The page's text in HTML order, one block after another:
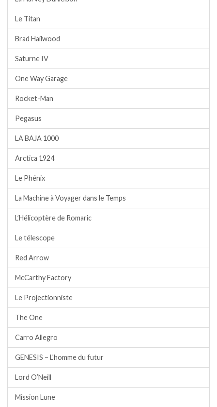
Le Titan
Brad Hailwood
Saturne IV
One Way Garage
Rocket-Man
Pegasus
LA BAJA 1000
Arctica 1924
Le Phénix
La Machine à Voyager dans le Temps
L’Hélicoptère de Romaric
Le télescope
Red Arrow
McCarthy Factory
Le Projectionniste
The One
Carro Allegro
GENESIS – L’homme du futur
Lord O’Neill
Mission Lune